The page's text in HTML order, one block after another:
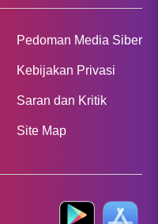
Pedoman Media Siber
Kebijakan Privasi
Saran dan Kritik
Site Map